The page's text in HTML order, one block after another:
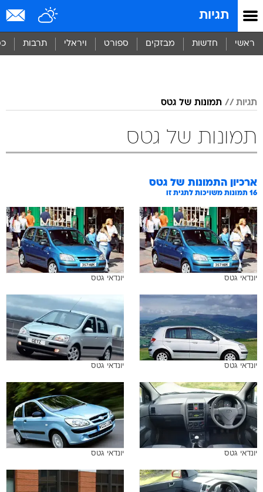
תגיות
ראשי חדשות מבזקים ספורט ויראלי תרבות
תגיות תמונות של גטס
תמונות של גטס
ארכיון התמונות של גטס
16 תמונות משויכות לתגית זו
יונדאי גטס יונדאי גטס
יונדאי גטס יונדאי גטס
יונדאי גטס יונדאי גטס